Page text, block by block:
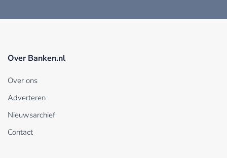
Over Banken.nl
Over ons
Adverteren
Nieuwsarchief
Contact